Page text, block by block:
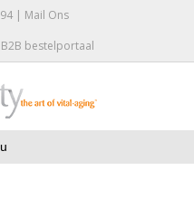
| Mail Ons
B2B bestelportaal